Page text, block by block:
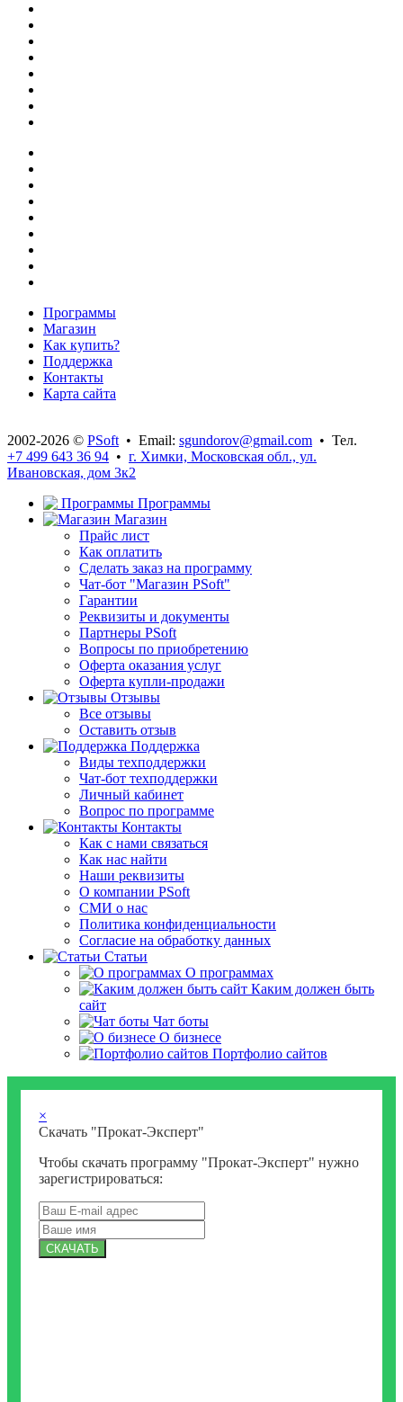
Программы
Магазин
Как купить?
Поддержка
Контакты
Карта сайта
2002-2026 © PSoft • Email: sgundorov@gmail.com • Тел.
+7 499 643 36 94 • г. Химки, Московская обл., ул.
Ивановская, дом 3к2
Программы
Магазин
Прайс лист
Как оплатить
Сделать заказ на программу
Чат-бот "Магазин PSoft"
Гарантии
Реквизиты и документы
Партнеры PSoft
Вопросы по приобретению
Оферта оказания услуг
Оферта купли-продажи
Отзывы
Все отзывы
Оставить отзыв
Поддержка
Виды техподдержки
Чат-бот техподдержки
Личный кабинет
Вопрос по программе
Контакты
Как с нами связаться
Как нас найти
Наши реквизиты
О компании PSoft
СМИ о нас
Политика конфиденциальности
Согласие на обработку данных
Статьи
О программах
Каким должен быть
сайт
Чат боты
О бизнесе
Портфолио сайтов
×
Скачать "Прокат-Эксперт"
Чтобы скачать программу "Прокат-Эксперт" нужно
зарегистрироваться:
СКАЧАТЬ